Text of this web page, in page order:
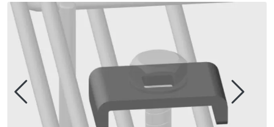
Nyttige verktøy
Kontakt oss